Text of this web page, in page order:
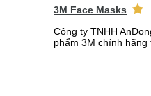
3M Face Masks
Công ty TNHH
phẩm 3M chính hãng